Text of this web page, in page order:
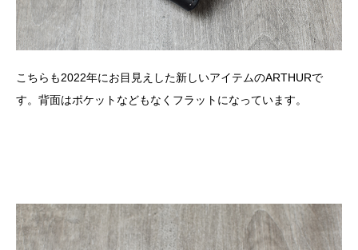
こちらも2022年にお目見えした新しいアイテムのARTHURで
す。背面はポケットなどもなくフラットになっています。